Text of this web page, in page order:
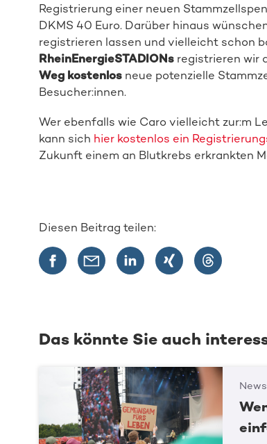
Registrierung einer neuen
DKMS 40 Euro. Darüber hinaus
registrieren lassen und vielleicht schon
RheinEnergieSTADIONsregistrieren wir
Weg kostenlosneue potenzielle
Besucher:innen.
Wer ebenfalls wie Caro vielleicht zur:m
kann sich hier kostenlos ein
Zukunft einem an Blutkrebs erkrankten
Diesen Beitrag teilen:
Das könnte Sie auch